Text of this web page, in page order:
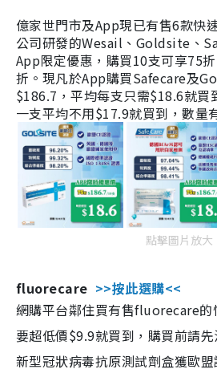
億家世門市及App現已有售6款快
公司研發的Wesail、Goldsite、
App限定優惠，購買10支可享75
折。現凡於App購買Safecare及
$186.7，平均每支只需$18.6就買
一支平均不用$17.9就買到，數量
點擊圖片放大
fluorecare >>按此選購<<
網購平台鄰住買有售fluorecare的
要超低價$9.9就買到，購買前請
新型冠狀病毒抗原測試劑盒獲歐